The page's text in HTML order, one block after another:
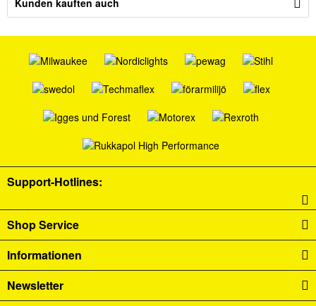
Kunden kauften auch
Support-Hotlines:
Shop Service
Informationen
Newsletter